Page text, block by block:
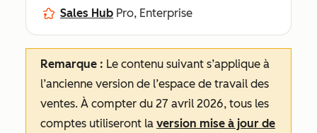
Sales Hub Pro, Enterprise
Remarque : Le contenu suivant s’applique à
l’ancienne version de l’espace de travail des
ventes. À compter du 27 avril 2026, tous les
comptes utiliseront la version mise à jour de